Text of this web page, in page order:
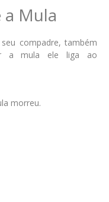
Mula
compadre, também
a mula ele liga ao
morreu.